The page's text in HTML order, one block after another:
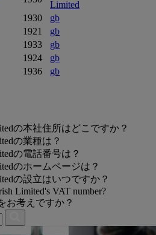
Limited
1930
gb
1921
gb
1933
gb
1924
gb
1936 gb
の本社住所はどこですか？
の業種は？
の電話番号は？
のホームページは？
の設立はいつですか？
Limited's VAT number?
お考えですか？